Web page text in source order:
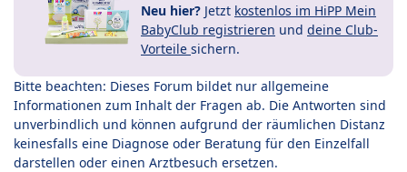
Neu hier? Jetzt kostenlos im HiPP Mein
BabyClub registrieren und deine Club-
Vorteile sichern.
Bitte beachten: Dieses Forum bildet nur allgemeine
Informationen zum Inhalt der Fragen ab. Die Antworten sind
unverbindlich und können aufgrund der räumlichen Distanz
keinesfalls eine Diagnose oder Beratung für den Einzelfall
darstellen oder einen Arztbesuch ersetzen.